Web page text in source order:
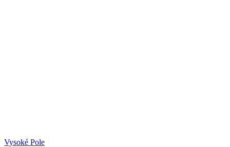
Vysoké Pole